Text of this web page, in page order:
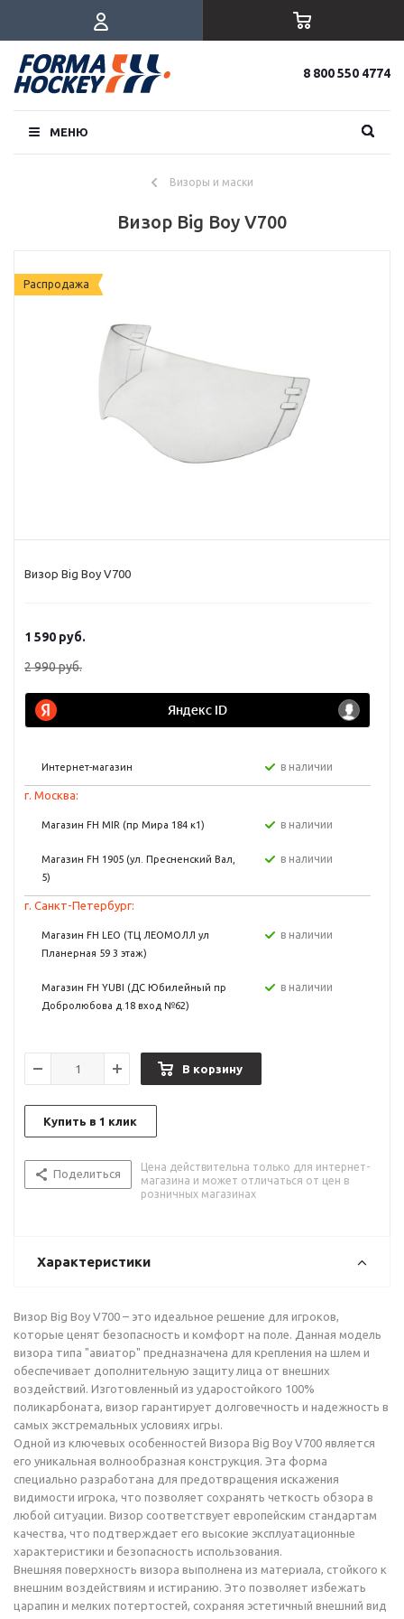
8 800 550 4774
МЕНЮ
Визоры и маски
Визор Big Boy V700
Распродажа
Визор Big Boy V700
1 590 руб.
2 990руб.
Интернет-магазин в наличии
г. Москва:
Магазин FH MIR (пр Мира 184 к1) в наличии
Магазин FH 1905 (ул. Пресненский Вал,
5)
в наличии
г. Санкт-Петербург:
Магазин FH LEO (ТЦ ЛЕОМОЛЛ ул
Планерная 59 3 этаж)
в наличии
Магазин FH YUBI (ДС Юбилейный пр
Добролюбова д.18 вход №62)
в наличии
В корзину
Купить в 1 клик
Поделиться
Цена действительна только для интернет-
магазина и может отличаться от цен в
розничных магазинах
Характеристики
Визор Big Boy V700 – это идеальное решение для игроков,
которые ценят безопасность и комфорт на поле. Данная модель
визора типа "авиатор" предназначена для крепления на шлем и
обеспечивает дополнительную защиту лица от внешних
воздействий. Изготовленный из ударостойкого 100%
поликарбоната, визор гарантирует долговечность и надежность в
самых экстремальных условиях игры.
Одной из ключевых особенностей Визора Big Boy V700 является
его уникальная волнообразная конструкция. Эта форма
специально разработана для предотвращения искажения
видимости игрока, что позволяет сохранять четкость обзора в
любой ситуации. Визор соответствует европейским стандартам
качества, что подтверждает его высокие эксплуатационные
характеристики и безопасность использования.
Внешняя поверхность визора выполнена из материала, стойкого к
внешним воздействиям и истиранию. Это позволяет избежать
царапин и мелких потертостей, сохраняя эстетичный внешний вид